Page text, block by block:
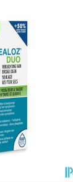
prijswaarden